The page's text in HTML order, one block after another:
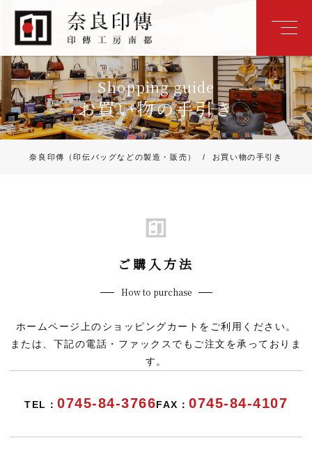
Shopping guide
お買い物の手引き
奈良印傳（印伝バッグなどの製造・販売） / お買い物の手引き
ご購入方法
How to purchase
ホームページ上のショッピングカートをご利用ください。
または、下記の電話・ファックスでもご注文を承っておりま
す。
TEL： 0745-84-3766FAX： 0745-84-4107